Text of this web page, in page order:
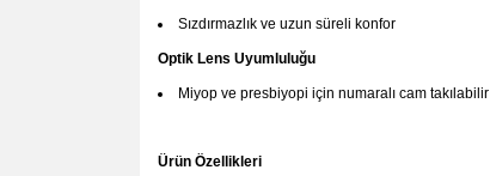
Sızdırmazlık ve uzun süreli konfor
Optik Lens Uyumluluğu
Miyop ve presbiyopi için numaralı cam takılabilir
Ürün Özellikleri